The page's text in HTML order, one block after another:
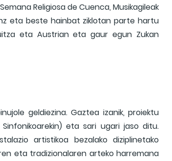
Religiosa de Cuenca, Musikagileak
eta beste hainbat ziklotan parte hartu
eta Austrian eta gaur egun Zukan
geldiezina. Gaztea izanik, proiektu
eta sari ugari jaso ditu.
artistikoa bezalako diziplinetako
eta tradizionalaren arteko harremana